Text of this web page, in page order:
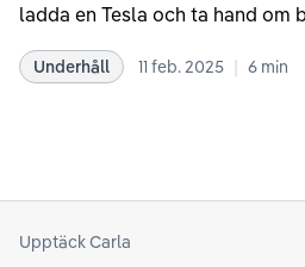
ladda en Tesla och ta hand om
rekommendationer samt våra
Underhåll 11 feb. 2025 | 6 min
Upptäck Carla